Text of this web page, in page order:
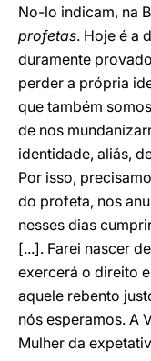
No-lo indicam, na
profetas. Hoje é a
duramente
perder a própria
que também
de nos
identidade, aliás,
Por isso,
do profeta, nos
nesses dias
[...]. Farei nascer
exercerá o direito
aquele rebento
nós esperamos. A
Mulher da